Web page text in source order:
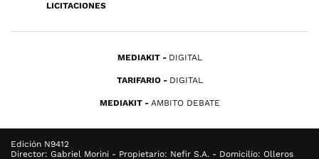
LICITACIONES
MEDIAKIT DIGITAL
TARIFARIO DIGITAL
MEDIAKIT AMBITO DEBATE
Edición N9412
Director: Gabriel Morini - Propietario: Nefir S.A. - Domicilio: Olleros